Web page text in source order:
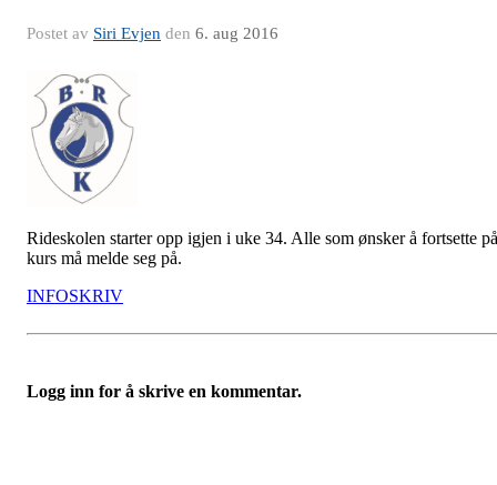
Postet av Siri Evjen den 6. aug 2016
Rideskolen starter opp igjen i uke 34. Alle som ønsker å fortsette på
kurs må melde seg på.
INFOSKRIV
Logg inn for å skrive en kommentar.